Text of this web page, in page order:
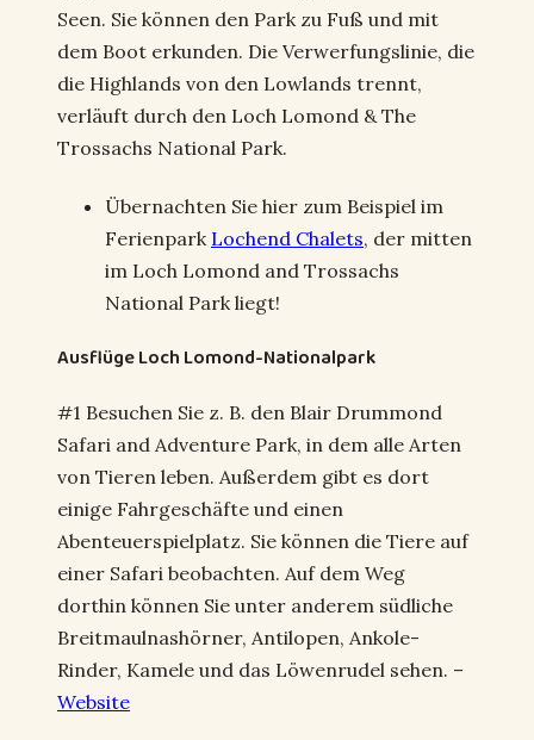
Seen. Sie können den Park zu Fuß und mit
dem Boot erkunden. Die Verwerfungslinie, die
die Highlands von den Lowlands trennt,
verläuft durch den Loch Lomond & The
Trossachs National Park.
Übernachten Sie hier zum Beispiel im
Ferienpark Lochend Chalets, der mitten
im Loch Lomond and Trossachs
National Park liegt!
Ausflüge Loch Lomond-Nationalpark
#1 Besuchen Sie z. B. den Blair Drummond
Safari and Adventure Park, in dem alle Arten
von Tieren leben. Außerdem gibt es dort
einige Fahrgeschäfte und einen
Abenteuerspielplatz. Sie können die Tiere auf
einer Safari beobachten. Auf dem Weg
dorthin können Sie unter anderem südliche
Breitmaulnashörner, Antilopen, Ankole-
Rinder, Kamele und das Löwenrudel sehen. –
Website